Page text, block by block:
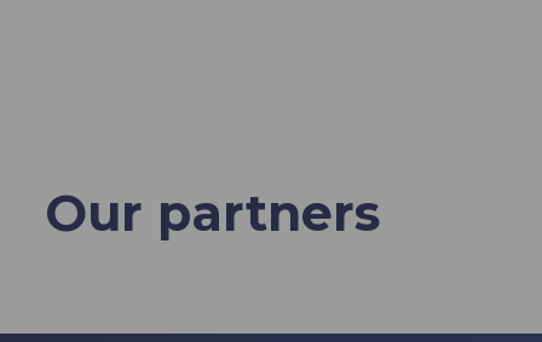
Our partners